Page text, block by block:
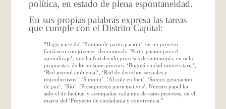
política, en estado de plena espontaneidad.
En sus propias palabras expresa las tareas
que cumple con el Distrito Capital:
“Hago parte del ‘Equipo de participación’, en un proceso
fantástico con jóvenes, denominado ‘Participación para el
aprendizaje’, que ha fortalecido procesos de autonomía, en ocho
propuestas de los mismos jóvenes: ‘Bogotá ciudad universitaria’,
‘Red juvenil ambiental’, ‘Red de derechos sexuales y
reproductivos’, ‘Simonu’, ‘Al cole en bici’, ‘Somos generación
de paz’, ‘Río’, ‘Presupuestos participativos’. Nuestro papel ha
sido el de facilitar y acompañar cada uno de estos procesos, en el
marco del ‘Proyecto de ciudadania y convivencia.”